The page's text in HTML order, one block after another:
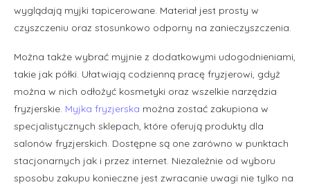
wyglądają myjki tapicerowane. Materiał jest prosty w
czyszczeniu oraz stosunkowo odporny na zanieczyszczenia.
Można także wybrać myjnie z dodatkowymi udogodnieniami,
takie jak półki. Ułatwiają codzienną pracę fryzjerowi, gdyż
można w nich odłożyć kosmetyki oraz wszelkie narzędzia
fryzjerskie. Myjka fryzjerska można zostać zakupiona w
specjalistycznych sklepach, które oferują produkty dla
salonów fryzjerskich. Dostępne są one zarówno w punktach
stacjonarnych jak i przez internet. Niezależnie od wyboru
sposobu zakupu konieczne jest zwracanie uwagi nie tylko na